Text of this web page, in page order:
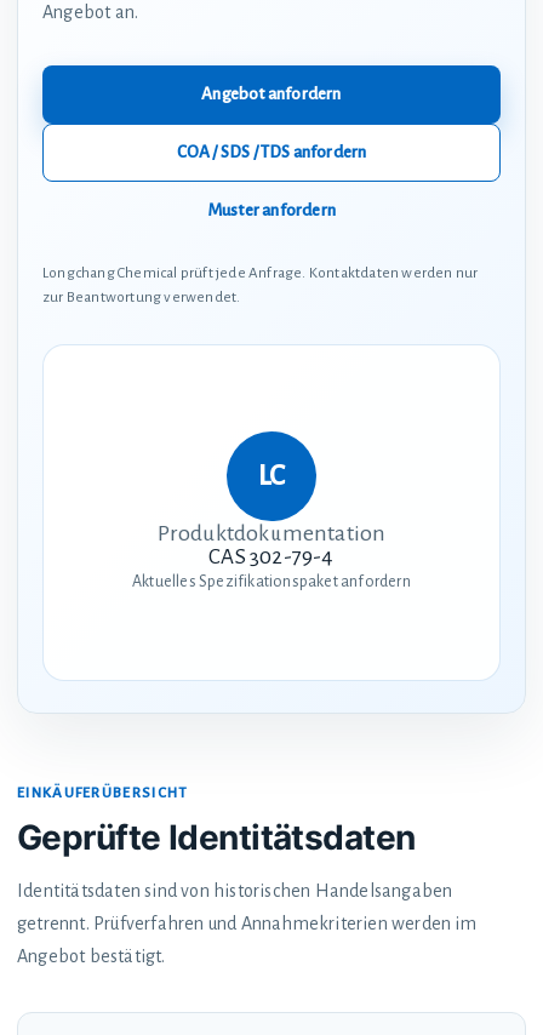
Angebot an.
Angebot anfordern
COA / SDS / TDS anfordern
Muster anfordern
Longchang Chemical prüft jede Anfrage. Kontaktdaten werden nur
zur Beantwortung verwendet.
Produktdokumentation
CAS 302-79-4
Aktuelles Spezifikationspaket anfordern
EINKÄUFERÜBERSICHT
Geprüfte Identitätsdaten
Identitätsdaten sind von historischen Handelsangaben
getrennt. Prüfverfahren und Annahmekriterien werden im
Angebot bestätigt.